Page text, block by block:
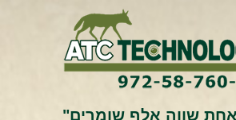
שווה אלף שומרים"